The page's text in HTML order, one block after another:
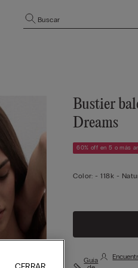
Buscar
Bustier
Dreams
60% off en 5 o más
Color: -118k -
Guía